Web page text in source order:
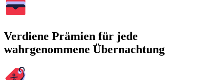
Verdiene Prämien für jede
wahrgenommene Übernachtung